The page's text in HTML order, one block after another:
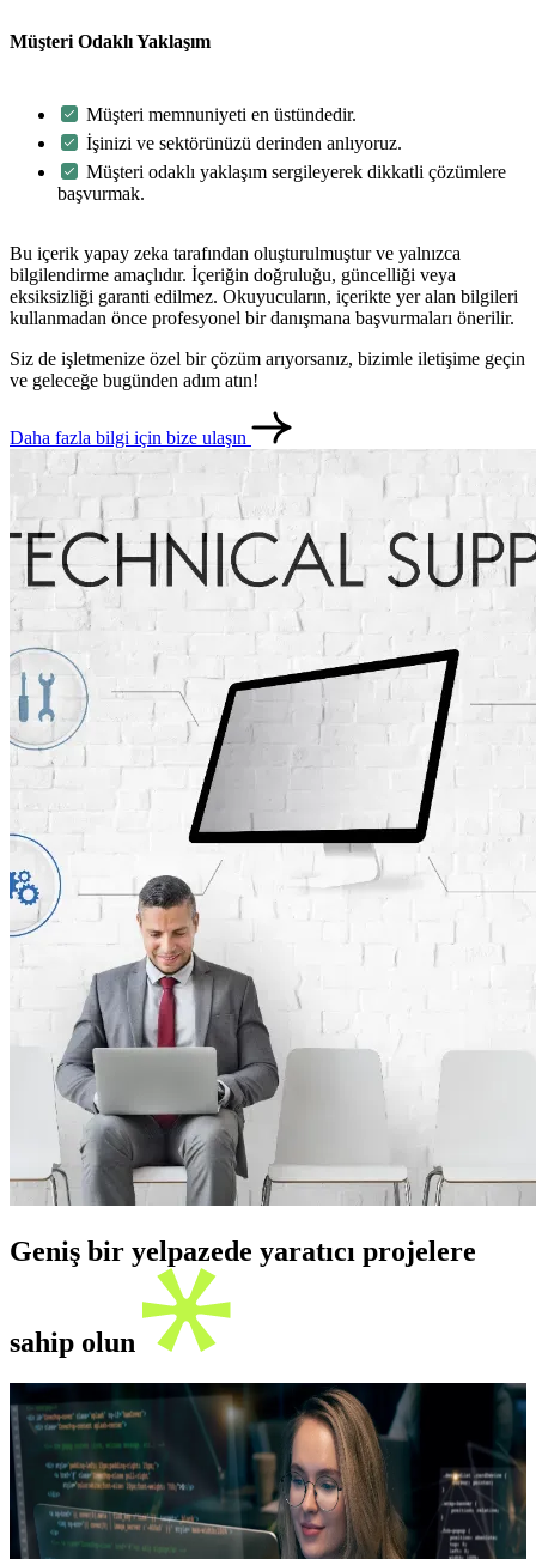
İletişim English
Müşteri Odaklı Yaklaşım
Müşteri memnuniyeti en üstündedir.
İşinizi ve sektörünüzü derinden anlıyoruz.
Müşteri odaklı yaklaşım sergileyerek dikkatli çözümlere
başvurmak.
Bu içerik yapay zeka tarafından oluşturulmuştur ve yalnızca
bilgilendirme amaçlıdır. İçeriğin doğruluğu, güncelliği veya
eksiksizliği garanti edilmez. Okuyucuların, içerikte yer alan bilgileri
kullanmadan önce profesyonel bir danışmana başvurmaları önerilir.
Siz de işletmenize özel bir çözüm arıyorsanız, bizimle iletişime geçin
ve geleceğe bugünden adım atın!
Daha fazla bilgi için bize ulaşın
Geniş bir yelpazede yaratıcı projelere
sahip olun